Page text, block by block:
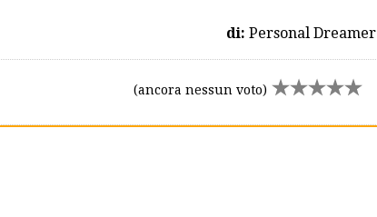
di: Personal Dreamer
(ancora nessun voto)